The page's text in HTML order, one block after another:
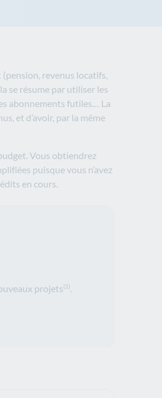
revenus locatifs,
se résume par utiliser les
abonnements futiles… La
et d’avoir, par la même
Vous obtiendrez
puisque vous n’avez
en cours.
projets(2).